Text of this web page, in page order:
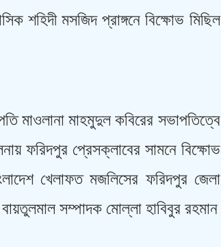
শহিদী মসজিদ প্রাঙ্গনে বিক্ষোভ মিছিল
মাওলানা মাহমুদুল কবিরের সভাপতিত্বে
ফরিদপুর প্রেসক্লাবের সামনে বিক্ষোভ
খেলাফত মজলিসের ফরিদপুর জেলা
সম্পাদক মোল্লা হাবিবুর রহমান